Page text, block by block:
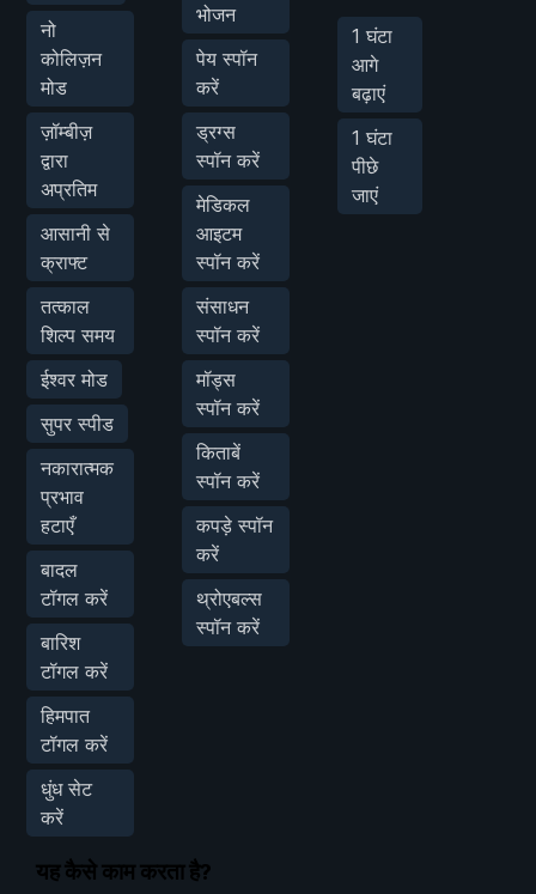
नो
कोलिज़न
मोड
ज़ॉम्बीज़
द्वारा
अप्रतिम
आसानी से
क्राफ्ट
तत्काल
शिल्प समय
ईश्वर मोड
सुपर स्पीड
नकारात्मक
प्रभाव
हटाएँ
बादल
टॉगल करें
बारिश
टॉगल करें
हिमपात
टॉगल करें
धुंध सेट
करें
भोजन
पेय स्पॉन
करें
ड्रग्स
स्पॉन करें
मेडिकल
आइटम
स्पॉन करें
संसाधन
स्पॉन करें
मॉड्स
स्पॉन करें
किताबें
स्पॉन करें
कपड़े स्पॉन
करें
थ्रोएबल्स
स्पॉन करें
1 घंटा
आगे
बढ़ाएं
1 घंटा
पीछे
जाएं
यह कैसे काम करता है?